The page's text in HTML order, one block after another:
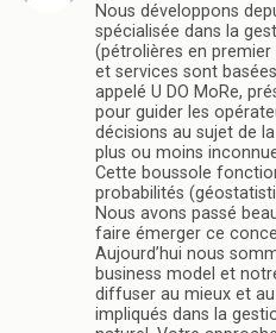
Nous développons
spécialisée dans la
(pétrolières en
et services sont
appelé U DO MoRe,
pour guider les
décisions au sujet de
plus ou moins
Cette boussole
probabilités
Nous avons passé
faire émerger ce
Aujourd’hui nous
business model et
diffuser au mieux et
impliqués dans la